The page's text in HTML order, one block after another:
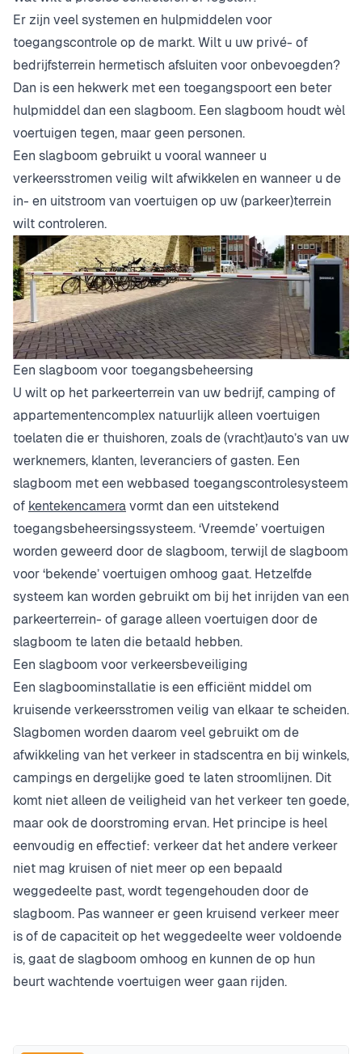
Er zijn veel systemen en hulpmiddelen voor
toegangscontrole op de markt. Wilt u uw privé- of
bedrijfsterrein hermetisch afsluiten voor onbevoegden?
Dan is een hekwerk met een toegangspoort een beter
hulpmiddel dan een slagboom. Een slagboom houdt wèl
voertuigen tegen, maar geen personen.
Een slagboom gebruikt u vooral wanneer u
verkeersstromen veilig wilt afwikkelen en wanneer u de
in- en uitstroom van voertuigen op uw (parkeer)terrein
wilt controleren.
Een slagboom voor toegangsbeheersing
U wilt op het parkeerterrein van uw bedrijf, camping of
appartementencomplex natuurlijk alleen voertuigen
toelaten die er thuishoren, zoals de (vracht)auto’s van uw
werknemers, klanten, leveranciers of gasten. Een
slagboom met een webbased toegangscontrolesysteem
of kentekencameravormt dan een uitstekend
toegangsbeheersingssysteem. ‘Vreemde’ voertuigen
worden geweerd door de slagboom, terwijl de slagboom
voor ‘bekende’ voertuigen omhoog gaat. Hetzelfde
systeem kan worden gebruikt om bij het inrijden van een
parkeerterrein- of garage alleen voertuigen door de
slagboom te laten die betaald hebben.
Een slagboom voor verkeersbeveiliging
Een slagboominstallatie is een efficiënt middel om
kruisende verkeersstromen veilig van elkaar te scheiden.
Slagbomen worden daarom veel gebruikt om de
afwikkeling van het verkeer in stadscentra en bij winkels,
campings en dergelijke goed te laten stroomlijnen. Dit
komt niet alleen de veiligheid van het verkeer ten goede,
maar ook de doorstroming ervan. Het principe is heel
eenvoudig en effectief: verkeer dat het andere verkeer
niet mag kruisen of niet meer op een bepaald
weggedeelte past, wordt tegengehouden door de
slagboom. Pas wanneer er geen kruisend verkeer meer
is of de capaciteit op het weggedeelte weer voldoende
is, gaat de slagboom omhoog en kunnen de op hun
beurt wachtende voertuigen weer gaan rijden.